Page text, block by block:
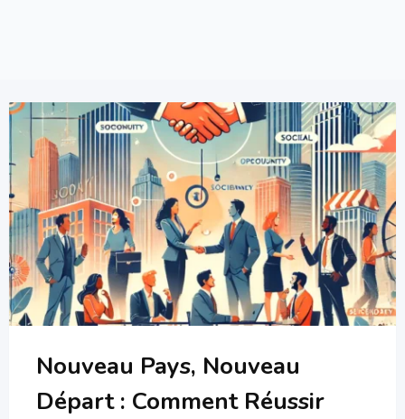
Nouveau Pays, Nouveau
Départ : Comment Réussir